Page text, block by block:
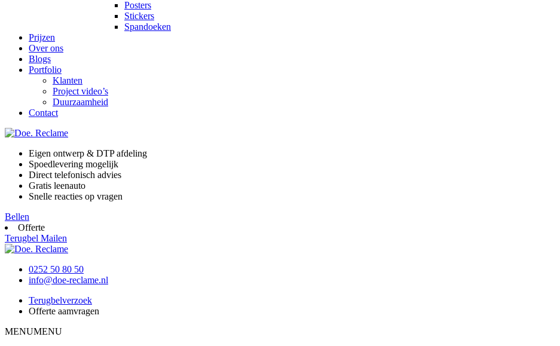
Posters
Stickers
Spandoeken
Prijzen
Over ons
Blogs
Portfolio
Klanten
Project video’s
Duurzaamheid
Contact
Eigen ontwerp & DTP afdeling
Spoedlevering mogelijk
Direct telefonisch advies
Gratis leenauto
Snelle reacties op vragen
Bellen
Offerte
Terugbel Mailen
0252 50 80 50
info@doe-reclame.nl
Terugbelverzoek
Offerte aamvragen
MENUMENU